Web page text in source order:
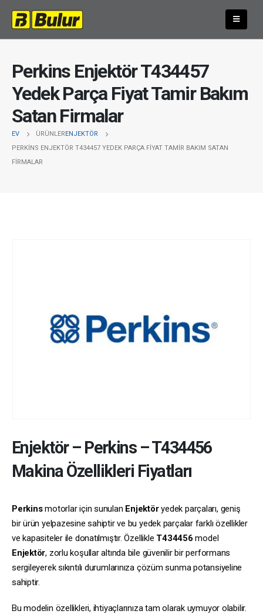
Perkins Enjektör T434457
Yedek Parça Fiyat Tamir Bakım
Satan Firmalar
EV ÜRÜNLERENJEKTÖR
PERKINS ENJEKTÖR T434457 YEDEK PARÇA FIYAT TAMIR BAKIM SATAN
FIRMALAR
Enjektör– Perkins–T434456
Makina Özellikleri Fiyatları
Perkinsmotorlar için sunulan Enjektöryedek parçaları, geniş
bir ürün yelpazesine sahiptir ve bu yedek parçalar farklı özellikler
ve kapasiteler ile donatılmıştır. Özellikle T434456 model
Enjektör, zorlu koşullar altında bile güvenilir bir performans
sergileyerek sıkıntılı durumlarınıza çözüm sunma potansiyeline
sahiptir.
Bu modelin özellikleri, ihtiyaçlarınıza tam olarak uymuyor olabilir.